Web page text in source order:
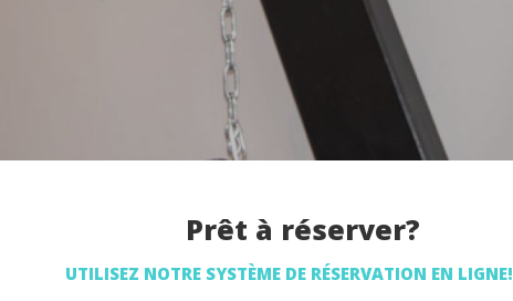
Prêt à réserver?
UTILISEZ NOTRE SYSTÈME DE RÉSERVATION EN LIGNE!